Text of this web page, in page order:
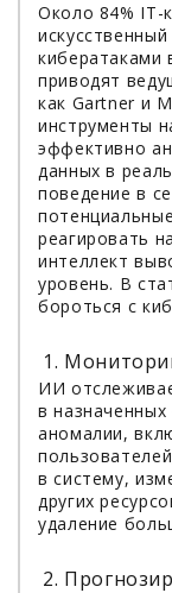
Около 84% IT-
кибератаками
приводят
как Gartner и
инструменты
эффективно
данных в
поведение в
реагировать
интеллект
уровень. В
бороться с
ИИ
в
аномалии,
в систему,
других
удаление